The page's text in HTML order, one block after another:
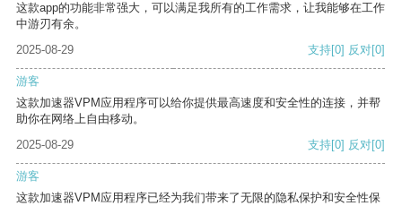
这款app的功能非常强大，可以满足我所有的工作需求，让我能够在工作
中游刃有余。
2025-08-29
支持[0] 反对[0]
游客
这款加速器VPM应用程序可以给你提供最高速度和安全性的连接，并帮
助你在网络上自由移动。
2025-08-29
支持[0] 反对[0]
游客
这款加速器VPM应用程序已经为我们带来了无限的隐私保护和安全性保